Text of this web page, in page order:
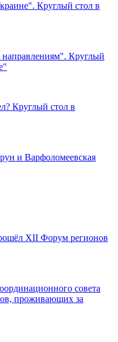
Круглый стол в
направлениям". Круглый
Круглый стол в
и Варфоломеевская
XII Форум регионов
совета
проживающих за